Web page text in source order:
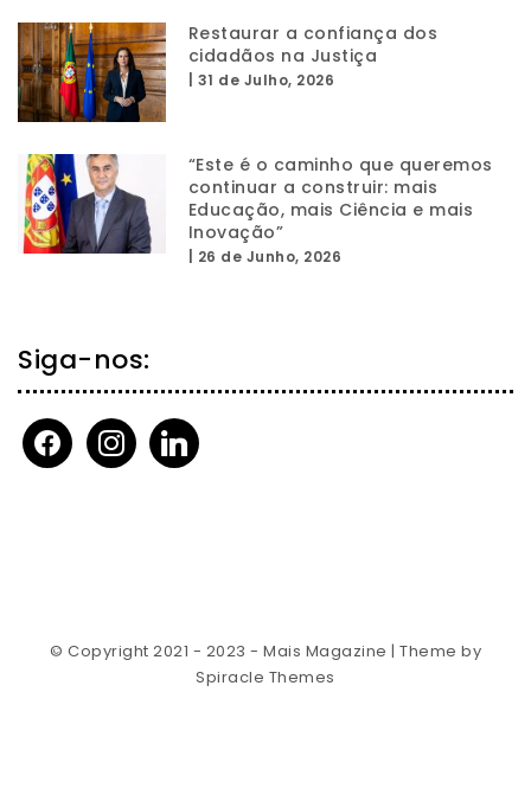
Restaurar a confiança dos
cidadãos na Justiça
31 de Julho, 2026
“Este é o caminho que queremos
continuar a construir: mais
Educação, mais Ciência e mais
Inovação”
26 de Junho, 2026
Siga-nos:
facebookinstagramlinkedin
© Copyright 2021 - 2023 - Mais Magazine | Theme by
Spiracle Themes